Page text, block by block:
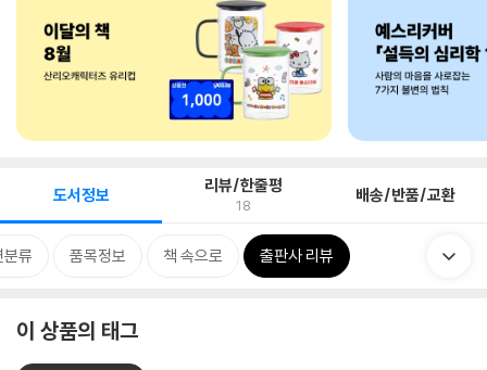
도서정보 리뷰/한줄평
18 배송/반품/교환
분류 품목정보 책 속으로 출판사 리뷰
이 상품의 태그